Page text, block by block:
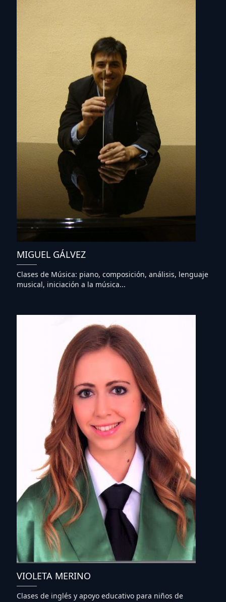
MIGUEL GÁLVEZ
Clases de Música: piano, composición, análisis, lenguaje
musical, iniciación a la música...
VIOLETA MERINO
Clases de inglés y apoyo educativo para niños de